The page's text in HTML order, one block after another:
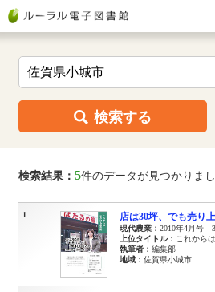
検索する
検索結果： 5件のデータが見つかりまし
1 店は30坪、でも売り
現代農業： 2010年4月号
上位タイトル： これから
執筆者： 編集部
地域： 佐賀県小城市